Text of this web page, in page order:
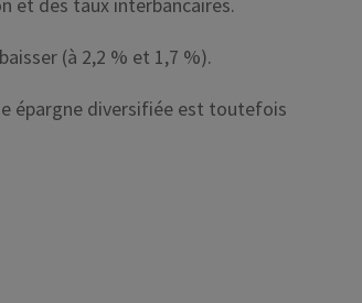
(à 2,2 % et 1,7 %).
épargne diversifiée est toutefois